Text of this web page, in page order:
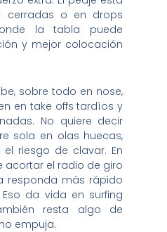
cerradas o en drops
la tabla puede
y mejor colocación
sobre todo en nose,
en take offs tardíos y
No quiere decir
sola en olas huecas,
riesgo de clavar. En
acortar el radio de giro
responda más rápido
da vida en surfing
resta algo de
empuja.